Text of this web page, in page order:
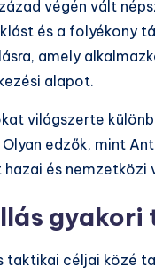
végén vált
és a folyékony
amely
alapot.
világszerte
edzők, mint
és nemzetközi
gyakori
céljai közé